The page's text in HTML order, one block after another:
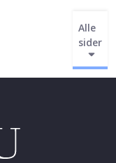
Alle
sider